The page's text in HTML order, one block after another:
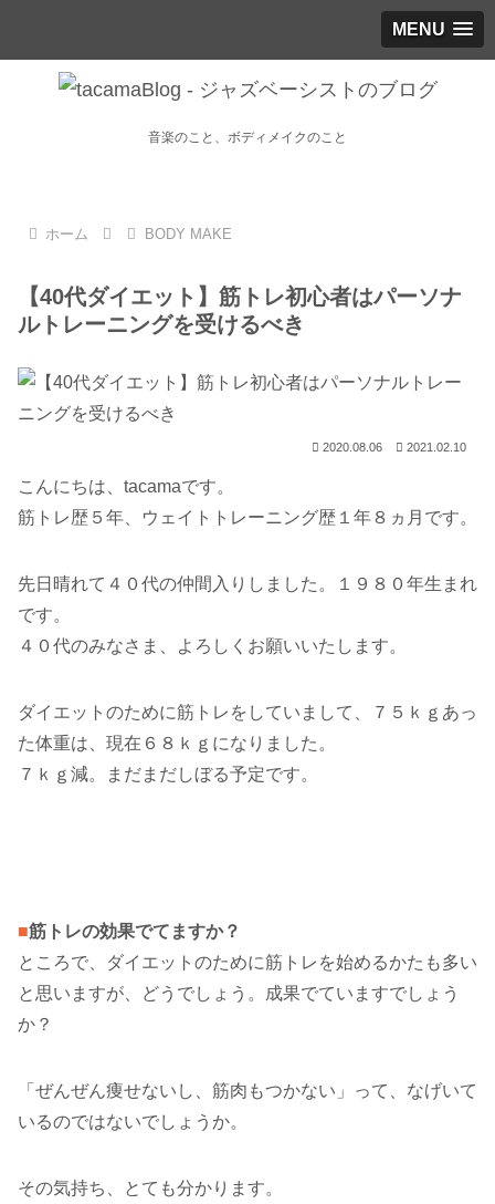
MENU
音楽のこと、ボディメイクのこと
ホーム BODY MAKE
【40代ダイエット】筋トレ初心者はパーソナ
ルトレーニングを受けるべき
2020.08.06 2021.02.10
こんにちは、tacamaです。
筋トレ歴５年、ウェイトトレーニング歴１年８ヵ月です。
先日晴れて４０代の仲間入りしました。１９８０年生まれ
です。
４０代のみなさま、よろしくお願いいたします。
ダイエットのために筋トレをしていまして、７５ｋｇあっ
た体重は、現在６８ｋｇになりました。
７ｋｇ減。まだまだしぼる予定です。
■筋トレの効果でてますか？
ところで、ダイエットのために筋トレを始めるかたも多い
と思いますが、どうでしょう。成果でていますでしょう
か？
「ぜんぜん痩せないし、筋肉もつかない」って、なげいて
いるのではないでしょうか。
その気持ち、とても分かります。